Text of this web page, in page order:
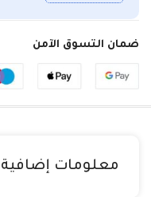
ضمان التسوق الآمن
معلومات إضافية